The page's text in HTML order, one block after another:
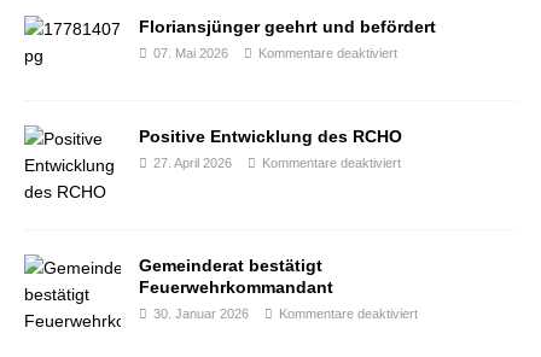
Floriansjünger geehrt und befördert
07. Mai 2026 Kommentare deaktiviert
Positive Entwicklung des RCHO
27. April 2026 Kommentare deaktiviert
Gemeinderat bestätigt
Feuerwehrkommandant
30. Januar 2026 Kommentare deaktiviert